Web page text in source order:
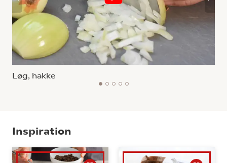
Løg, hakke
1 2 3 4 5
Inspiration